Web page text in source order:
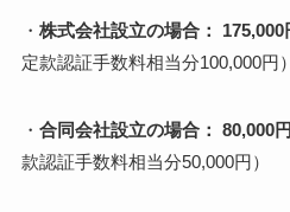
・ 株式会社設立の場合： 175,000
定款認証手数料相当分100,000円）
・ 合同会社設立の場合： 80,000円
款認証手数料相当分50,000円）